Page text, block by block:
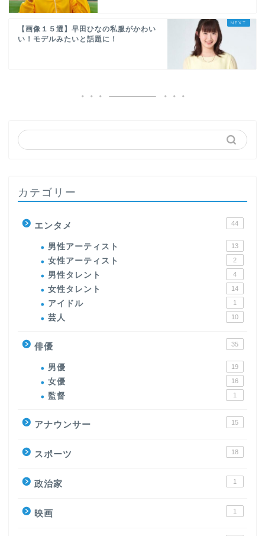
【画像１５選】早田ひなの私服がかわい
い！モデルみたいと話題に！
カテゴリー
エンタメ 44
男性アーティスト 13
女性アーティスト 2
男性タレント 4
女性タレント 14
アイドル 1
芸人 10
俳優 35
男優 19
女優 16
監督 1
アナウンサー 15
スポーツ 18
政治家 1
映画 1